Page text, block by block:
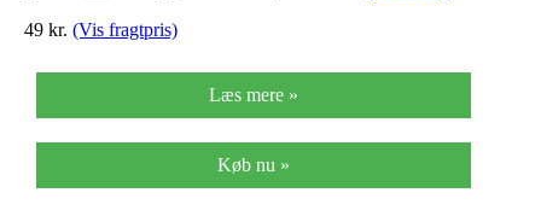
49 kr. (Vis fragtpris)
Læs mere »
Køb nu »